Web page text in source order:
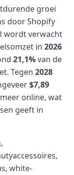
groei
door Shopify
wordt verwacht
in 2026
21,1%van de
Tegen 2028
$7,89
online, wat
geeft in
white-